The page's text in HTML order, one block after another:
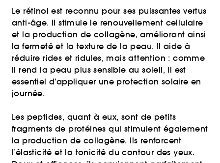
Le rétinol est reconnu pour ses puissantes vertus
anti-âge. Il stimule le renouvellement cellulaire
et la production de collagène, améliorant ainsi
la fermeté et la texture de la peau. Il aide à
réduire rides et ridules, mais attention : comme
il rend la peau plus sensible au soleil, il est
essentiel d’appliquer une protection solaire en
journée.
Les peptides, quant à eux, sont de petits
fragments de protéines qui stimulent également
la production de collagène. Ils renforcent
l’élasticité et la tonicité du contour des yeux.